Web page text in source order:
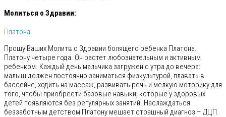
Молиться о Здравии:
Платона.
Прошу Ваших Молитв о Здравии болящего ребенка Платона.
Платону четыре года. Он растет любознательным и активным
ребенком. Каждый день мальчика загружен с утра до вечера:
малыш должен постоянно заниматься физкультурой, плавать в
бассейне, ходить на массаж, развивать речь и мелкую моторику для
того, чтобы приобрести базовые навыки, которые у здоровых
детей появляются без регулярных занятий. Наслаждаться
беззаботным детством Платону мешает страшный диагноз – ДЦП.